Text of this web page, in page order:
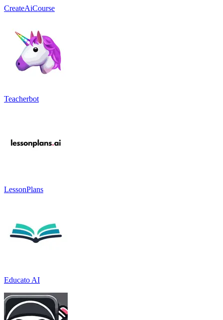
CreateAiCourse
Teacherbot
LessonPlans
Educato AI